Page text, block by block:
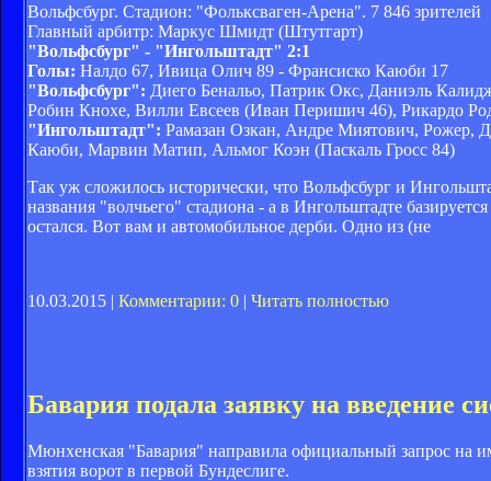
Вольфсбург. Стадион: "Фольксваген-Арена". 7 846 зрителей
Главный арбитр: Маркус Шмидт (Штутгарт)
"Вольфсбург" - "Ингольштадт" 2:1
Голы: Налдо 67, Ивица Олич 89 - Франсиско Каюби 17
"Вольфсбург": Диего Бенальо, Патрик Окс, Даниэль
Робин Кнохе, Вилли Евсеев (Иван Перишич 46), Рикардо
"Ингольштадт": Рамазан Озкан, Андре Миятович, Рожер,
Каюби, Марвин Матип, Альмог Коэн (Паскаль Гросс 84)
Так уж сложилось исторически, что Вольфсбург и
названия "волчьего" стадиона - а в Ингольштадте
остался. Вот вам и автомобильное дерби. Одно из (не
10.03.2015 | Комментарии: 0 | Читать полностью
Бавария подала заявку на введение
Мюнхенская "Бавария" направила официальный запрос на
взятия ворот в первой Бундеслиге.